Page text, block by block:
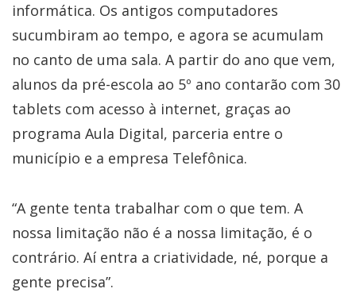
informática. Os antigos computadores
sucumbiram ao tempo, e agora se acumulam
no canto de uma sala. A partir do ano que vem,
alunos da pré-escola ao 5º ano contarão com 30
tablets com acesso à internet, graças ao
programa Aula Digital, parceria entre o
município e a empresa Telefônica.
“A gente tenta trabalhar com o que tem. A
nossa limitação não é a nossa limitação, é o
contrário. Aí entra a criatividade, né, porque a
gente precisa”.